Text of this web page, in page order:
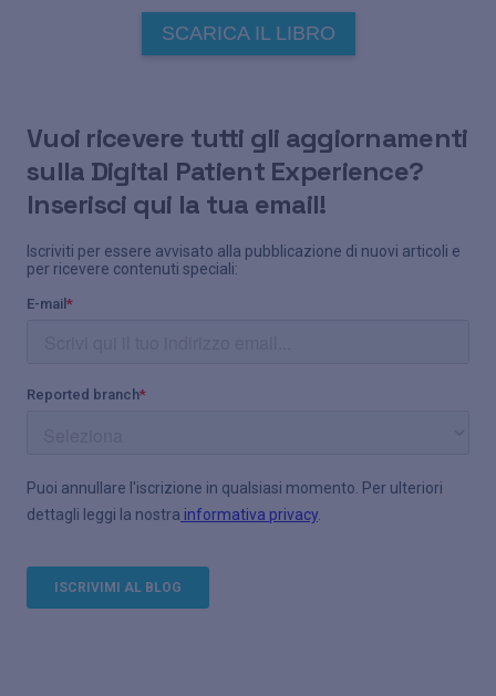
SCARICA IL LIBRO
Vuoi ricevere tutti gli aggiornamenti
sulla Digital Patient Experience?
Inserisci qui la tua email!